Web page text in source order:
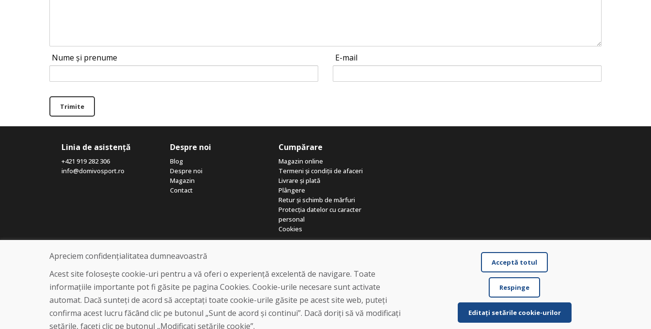
Nume și prenume E-mail
Trimite
Linia de asistență
+421 919 282 306
info@domivosport.ro
Despre noi
Blog
Despre noi
Magazin
Contact
Cumpărare
Magazin online
Termeni și condiții de afaceri
Livrare și plată
Plângere
Retur și schimb de mărfuri
Protecția datelor cu caracter
personal
Cookies
© DOMIVOSPORT 2026, Toate drepturile rezervate
DUFEKSOFT crearea de magazine electronice
Apreciem confidențialitatea dumneavoastră
Acest site folosește cookie-uri pentru a vă oferi o experiență excelentă de navigare. Toate
informațiile importante pot fi găsite pe pagina Cookies. Cookie-urile necesare sunt activate
automat. Dacă sunteți de acord să acceptați toate cookie-urile găsite pe acest site web, puteți
confirma acest lucru făcând clic pe butonul „Sunt de acord și continui”. Dacă doriți să vă modificați
setările, faceți clic pe butonul „Modificați setările cookie”.
Acceptă totul
Respinge
Editați setările cookie-urilor